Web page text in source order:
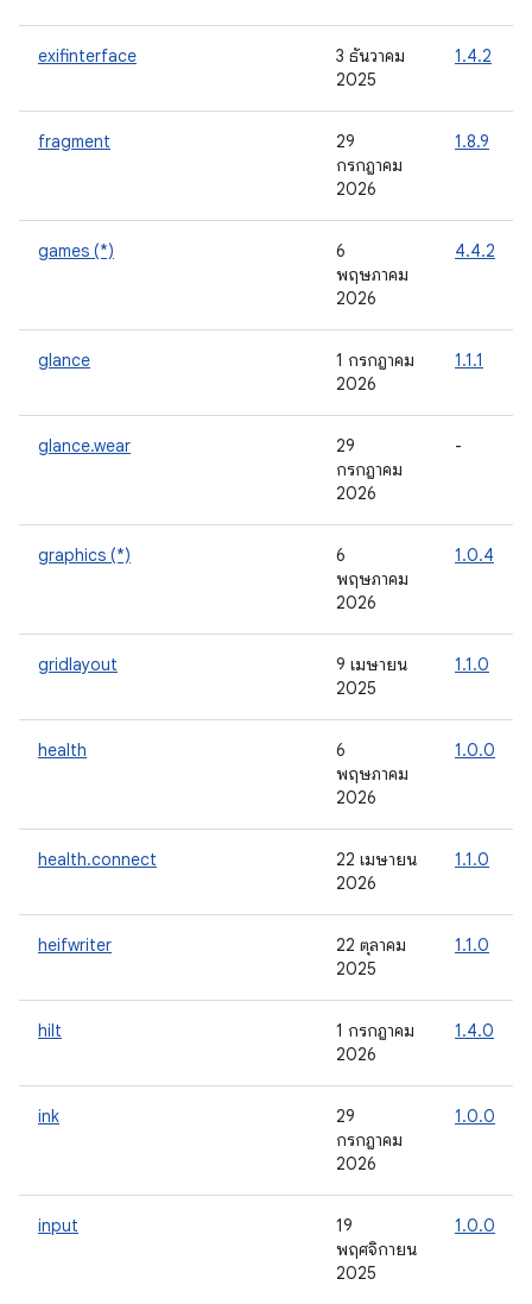
exifinterface
3 ธันวาคม
2025
1.4.2
fragment
29
กรกฎาคม
2026
1.8.9
games (*)
6
พฤษภาคม
2026
4.4.2
glance
1 กรกฎาคม
2026
1.1.1
glance.wear
29
กรกฎาคม
2026
-
graphics (*)
6
พฤษภาคม
2026
1.0.4
gridlayout
9 เมษายน
2025
1.1.0
health
6
พฤษภาคม
2026
1.0.0
health.connect
22 เมษายน
2026
1.1.0
heifwriter
22 ตุลาคม
2025
1.1.0
hilt
1 กรกฎาคม
2026
1.4.0
ink
29
กรกฎาคม
2026
1.0.0
input
19
พฤศจิกายน
2025
1.0.0